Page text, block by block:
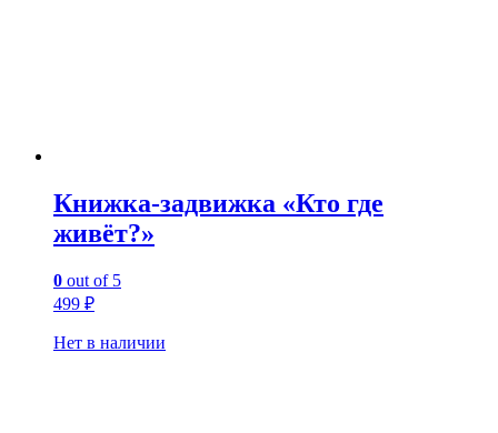
Книжка-задвижка «Кто где
живёт?»
0 out of 5
499 ₽
Нет в наличии